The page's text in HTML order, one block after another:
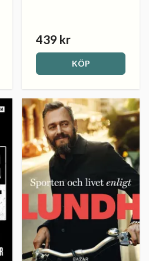
439 kr
KÖP